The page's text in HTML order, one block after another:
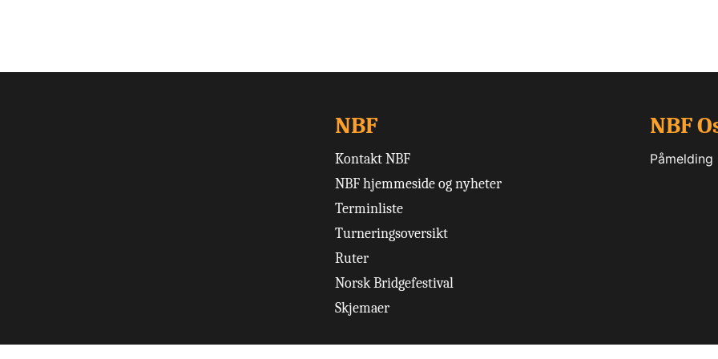
NBF
Kontakt NBF
NBF hjemmeside og nyheter
Terminliste
Turneringsoversikt
Ruter
Norsk Bridgefestival
Skjemaer
NBF
Påmelding